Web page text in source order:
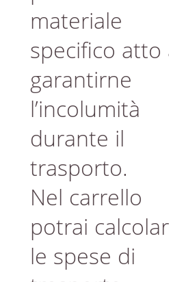
materiale
specifico atto
garantirne
l’incolumità
durante il
trasporto.
Nel carrello
potrai
le spese di